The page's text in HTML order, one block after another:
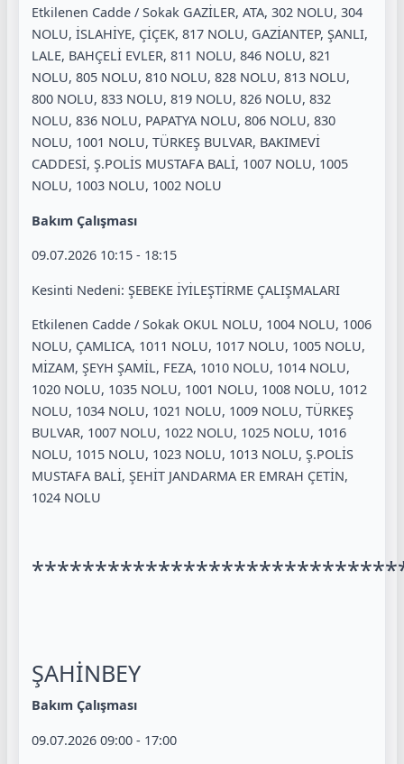
Etkilenen Cadde / Sokak GAZİLER, ATA, 302 NOLU, 304
NOLU, İSLAHİYE, ÇİÇEK, 817 NOLU, GAZİANTEP, ŞANLI,
LALE, BAHÇELİ EVLER, 811 NOLU, 846 NOLU, 821
NOLU, 805 NOLU, 810 NOLU, 828 NOLU, 813 NOLU,
800 NOLU, 833 NOLU, 819 NOLU, 826 NOLU, 832
NOLU, 836 NOLU, PAPATYA NOLU, 806 NOLU, 830
NOLU, 1001 NOLU, TÜRKEŞ BULVAR, BAKIMEVİ
CADDESİ, Ş.POLİS MUSTAFA BALİ, 1007 NOLU, 1005
NOLU, 1003 NOLU, 1002 NOLU
Bakım Çalışması
09.07.2026 10:15 - 18:15
Kesinti Nedeni: ŞEBEKE İYİLEŞTİRME ÇALIŞMALARI
Etkilenen Cadde / Sokak OKUL NOLU, 1004 NOLU, 1006
NOLU, ÇAMLICA, 1011 NOLU, 1017 NOLU, 1005 NOLU,
MİZAM, ŞEYH ŞAMİL, FEZA, 1010 NOLU, 1014 NOLU,
1020 NOLU, 1035 NOLU, 1001 NOLU, 1008 NOLU, 1012
NOLU, 1034 NOLU, 1021 NOLU, 1009 NOLU, TÜRKEŞ
BULVAR, 1007 NOLU, 1022 NOLU, 1025 NOLU, 1016
NOLU, 1015 NOLU, 1023 NOLU, 1013 NOLU, Ş.POLİS
MUSTAFA BALİ, ŞEHİT JANDARMA ER EMRAH ÇETİN,
1024 NOLU
ŞAHİNBEY
Bakım Çalışması
09.07.2026 09:00 - 17:00